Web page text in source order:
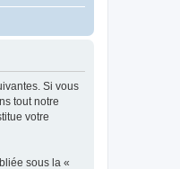
Si vous
tout notre
votre
sous la «